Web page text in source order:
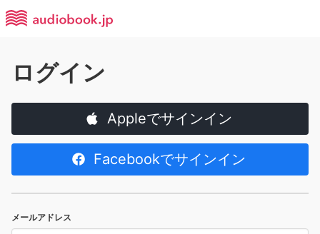
ログイン
Appleでサインイン
Facebookでサインイン
メールアドレス